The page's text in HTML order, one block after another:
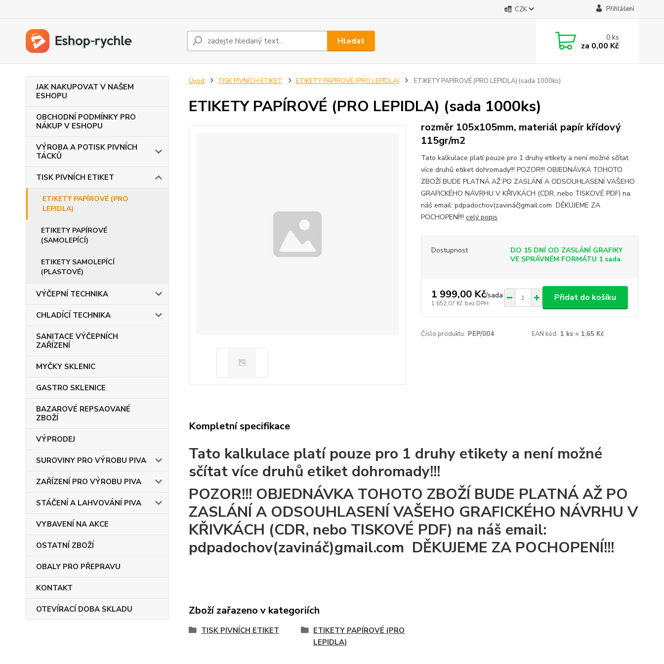
CZK Přihlášení
Hledat 0ks
za 0,00 Kč
JAK NAKUPOVAT V NAŠEM
ESHOPU
OBCHODNÍ PODMÍNKY PRO
NÁKUP V ESHOPU
VÝROBA A POTISK PIVNÍCH
TÁCKŮ
TISK PIVNÍCH ETIKET
ETIKETY PAPÍROVÉ (PRO
LEPIDLA)
ETIKETY PAPÍROVÉ
(SAMOLEPÍCÍ)
ETIKETY SAMOLEPÍCÍ
(PLASTOVÉ)
VÝČEPNÍ TECHNIKA
CHLADÍCÍ TECHNIKA
SANITACE VÝČEPNÍCH
ZAŘÍZENÍ
MYČKY SKLENIC
GASTRO SKLENICE
BAZAROVÉ REPSAOVANÉ
ZBOŽÍ
VÝPRODEJ
SUROVINY PRO VÝROBU PIVA
ZAŘÍZENÍ PRO VÝROBU PIVA
STÁČENÍ A LAHVOVÁNÍ PIVA
VYBAVENÍ NA AKCE
OSTATNÍ ZBOŽÍ
OBALY PRO PŘEPRAVU
KONTAKT
OTEVÍRACÍ DOBA SKLADU
Úvod TISK PIVNÍCH ETIKET ETIKETY PAPÍROVÉ (PRO LEPIDLA) ETIKETY PAPÍROVÉ (PRO LEPIDLA) (sada 1000ks)
ETIKETY PAPÍROVÉ (PRO LEPIDLA) (sada 1000ks)
rozměr 105x105mm, materiál papír křídový
115gr/m2
Tato kalkulace platí pouze pro 1 druhy etikety a není možné sčítat
více druhů etiket dohromady!!! POZOR!!! OBJEDNÁVKA TOHOTO
ZBOŽÍ BUDE PLATNÁ AŽ PO ZASLÁNÍ A ODSOUHLASENÍ VAŠEHO
GRAFICKÉHO NÁVRHU V KŘIVKÁCH (CDR, nebo TISKOVÉ PDF) na
náš email: pdpadochov(zavináč)gmail.com DĚKUJEME ZA
POCHOPENÍ!!! celý popis
Dostupnost
DO 15 DNÍ OD ZASLÁNÍ GRAFIKY
VE SPRÁVNÉM FORMÁTU 1 sada
1 999,00 Kč/sada
1 652,07 Kč bez DPH
Přidat do košíku
Číslo produktu: PEP/004 EAN kód: 1 ks = 1,65 Kč
Kompletní specifikace
Tato kalkulace platí pouze pro 1 druhy etikety a není možné
sčítat více druhů etiket dohromady!!!
POZOR!!! OBJEDNÁVKA TOHOTO ZBOŽÍ BUDE PLATNÁ AŽ PO
ZASLÁNÍ A ODSOUHLASENÍ VAŠEHO GRAFICKÉHO NÁVRHU V
KŘIVKÁCH (CDR, nebo TISKOVÉ PDF) na náš email:
pdpadochov(zavináč)gmail.com DĚKUJEME ZA POCHOPENÍ!!!
Zboží zařazeno v kategoriích
TISK PIVNÍCH ETIKET
ETIKETY PAPÍROVÉ (PRO
LEPIDLA)